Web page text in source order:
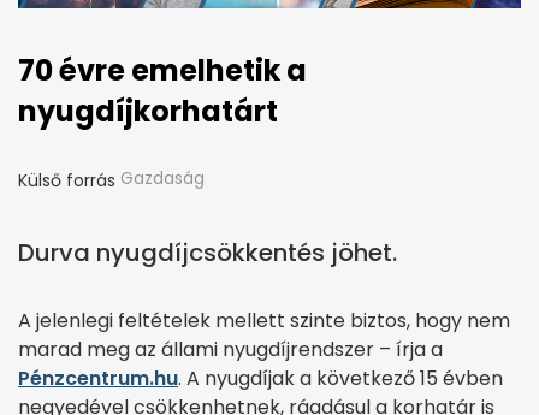
70 évre emelhetik a
nyugdíjkorhatárt
Külső forrás Gazdaság
Durva nyugdíjcsökkentés jöhet.
A jelenlegi feltételek mellett szinte biztos, hogy nem
marad meg az állami nyugdíjrendszer – írja a
Pénzcentrum.hu. A nyugdíjak a következő 15 évben
negyedével csökkenhetnek, ráadásul a korhatár is